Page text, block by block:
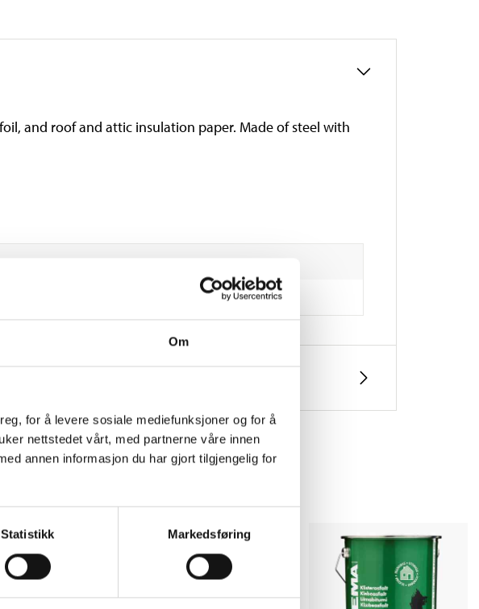
Om
for å levere sosiale mediefunksjoner og for å
nettstedet vårt, med partnerne våre innen
annen informasjon du har gjort tilgjengelig for
Statistikk Markedsføring
and roof and attic insulation paper. Made of steel with
bought